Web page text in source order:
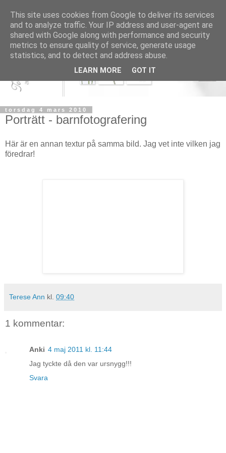
torsdag 4 mars 2010
Porträtt - barnfotografering
Här är en annan textur på samma bild. Jag vet inte vilken jag
föredrar!
Terese Ann kl. 09:40
1 kommentar:
Anki 4 maj 2011 kl. 11:44
Jag tyckte då den var ursnygg!!!
Svara
This site uses cookies from Google to deliver its services
and to analyze traffic. Your IP address and user-agent are
shared with Google along with performance and security
metrics to ensure quality of service, generate usage
statistics, and to detect and address abuse.
LEARN MORE GOT IT